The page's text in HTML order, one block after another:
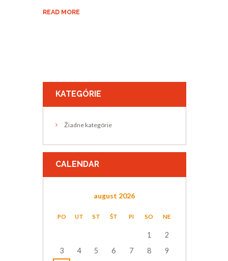
READ MORE
KATEGÓRIE
Žiadne kategórie
CALENDAR
august 2026
PO UT ST ŠT PI SO NE
1
2
3
4 5 6 7 8
9